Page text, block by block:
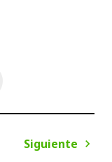
Siguiente